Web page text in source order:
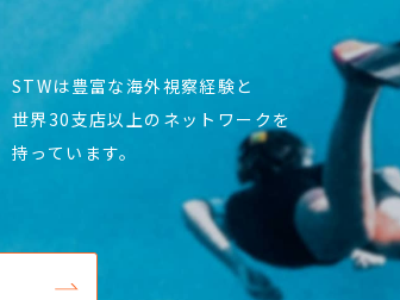
STWは豊富な海外視察経験と
世界30支店以上のネットワークを
持っています。